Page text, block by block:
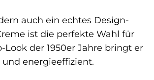
auch ein echtes Design-
ist die perfekte Wahl für
der 1950er Jahre bringt er
energieeffizient.